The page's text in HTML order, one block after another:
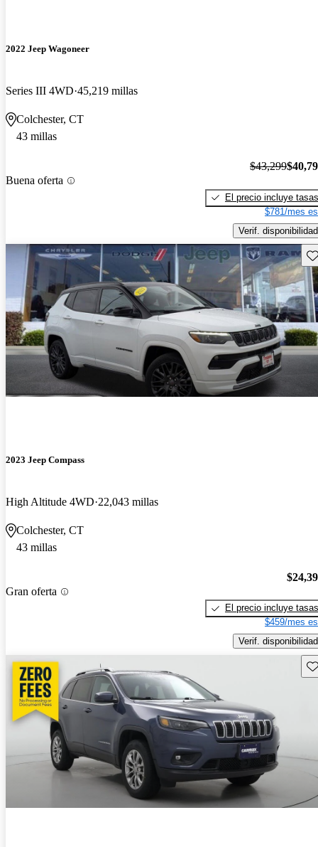
2022 Jeep Wagoneer
Series III 4WD 45,219 millas
Colchester, CT
43 millas
Buena oferta
$43,299
El precio incluye tasas
$781/mes
Verif. disponibilidad
2023 Jeep Compass
High Altitude 4WD 22,043 millas
Colchester, CT
43 millas
Gran oferta
El precio incluye tasas
$459/mes
Verif. disponibilidad